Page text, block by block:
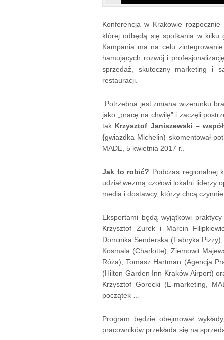
Konferencja w Krakowie
której odbędą się spotkania w kilku
Kampania ma na celu
hamujących rozwój i
sprzedaż, skuteczny marketing i
restauracji.
„Potrzebna jest zmiana wizerunku
jako „pracę na chwilę” i zaczęli
tak Krzysztof Janiszewski –
(gwiazdka Michelin) skomentował
MADE, 5 kwietnia 2017 r..
Jak to robić? Podczas regionalnej
udział wezmą czołowi lokalni
media i dostawcy, którzy chcą
Ekspertami będą wyjątkowi
Krzysztof Żurek i Marcin
Dominika Senderska (Fabryka
Kosmala (Charlotte), Ziemowit
Róża), Tomasz Hartman (Agencja
(Hilton Garden Inn Kraków Airport)
Krzysztof Gorecki (E-marketing,
początek …
Program będzie obejmował
pracowników przekłada się na